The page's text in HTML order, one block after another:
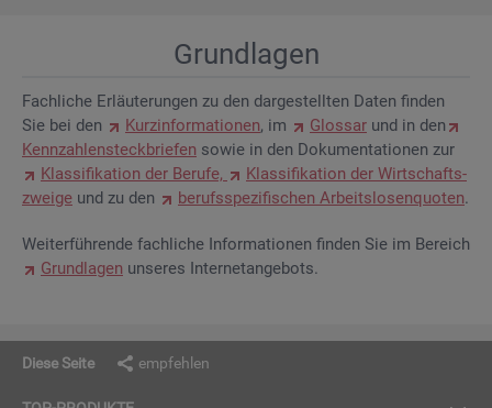
Grund­la­gen
Fach­li­che Er­läu­te­run­gen zu den dar­ge­stell­ten Daten fin­den
Sie bei den
Kurz­in­for­ma­tio­nen, im Glos­sar und in den
Kenn­zah­len­steck­brie­fen sowie in den Do­ku­men­ta­tio­nen zur
Klas­si­fi­ka­ti­on der Be­ru­fe,
Klas­si­fi­ka­ti­on der Wirt­schafts­
zwei­ge und zu den be­rufs­spe­zi­fi­schen Ar­beits­lo­sen­quo­ten.
Wei­ter­füh­ren­de fach­li­che In­for­ma­tio­nen fin­den Sie im Be­reich
Grund­la­gen un­se­res In­ter­net­an­ge­bots.
Diese Seite empfehlen